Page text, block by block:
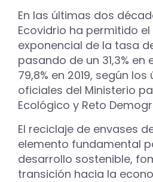
En las últimas dos
Ecovidrio ha permitido
exponencial de la tasa
pasando de un 31,3% en
79,8% en 2019, según
oficiales del Ministerio
Ecológico y Reto
El reciclaje de envases
elemento fundamental
desarrollo sostenible,
transición hacia la